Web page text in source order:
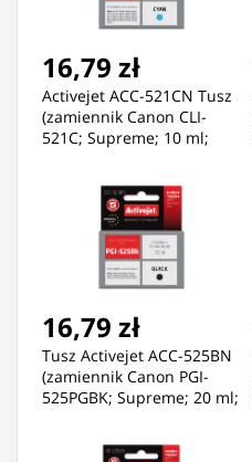
16,79 zł
Activejet ACC-521CN Tusz
(zamiennik Canon CLI-
521C; Supreme; 10 ml;
16,79 zł
Tusz Activejet ACC-525BN
(zamiennik Canon PGI-
525PGBK; Supreme; 20 ml;